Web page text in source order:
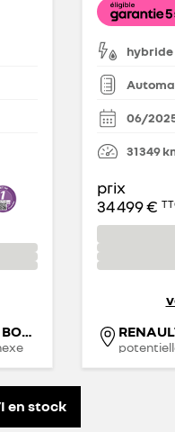
RENAULT CLERMONT FD - BONY AUTOMOBILES
hybride
06/
31 349
prix
34 499 €
en stock